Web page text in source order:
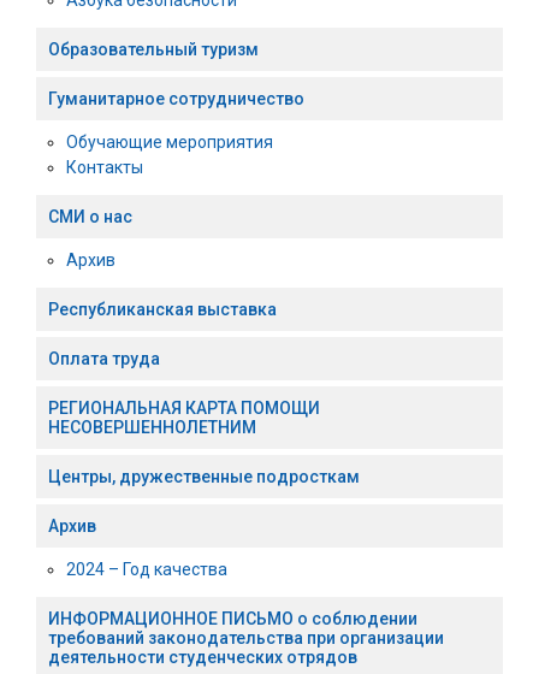
Образовательный туризм
Гуманитарное сотрудничество
Обучающие мероприятия
Контакты
СМИ о нас
Архив
Республиканская выставка
Оплата труда
РЕГИОНАЛЬНАЯ КАРТА ПОМОЩИ
НЕСОВЕРШЕННОЛЕТНИМ
Центры, дружественные подросткам
Архив
2024 – Год качества
ИНФОРМАЦИОННОЕ ПИСЬМО о соблюдении
требований законодательства при организации
деятельности студенческих отрядов